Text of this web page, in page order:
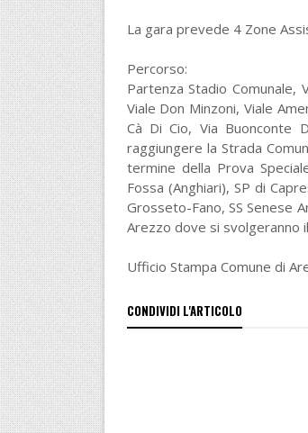
La gara prevede 4 Zone
Percorso:
Partenza Stadio Comunale,
Viale Don Minzoni, Viale
Cà Di Cio, Via Buonconte
raggiungere la Strada
termine della Prova
Fossa (Anghiari), SP di
Grosseto-Fano, SS Senese
Arezzo dove si svolgeranno
Ufficio Stampa Comune di
CONDIVIDI L'ARTICOLO